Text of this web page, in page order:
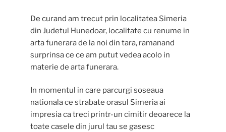
De curand am trecut prin localitatea Simeria
din Judetul Hunedoar, localitate cu renume in
arta funerara de la noi din tara, ramanand
surprinsa ce ce am putut vedea acolo in
materie de arta funerara.
In momentul in care parcurgi soseaua
nationala ce strabate orasul Simeria ai
impresia ca treci printr-un cimitir deoarece la
toate casele din jurul tau se gasesc